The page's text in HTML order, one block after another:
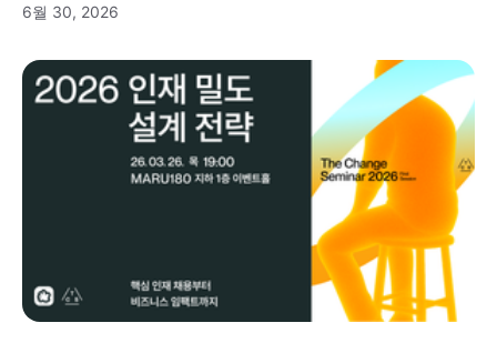
6월 30, 2026